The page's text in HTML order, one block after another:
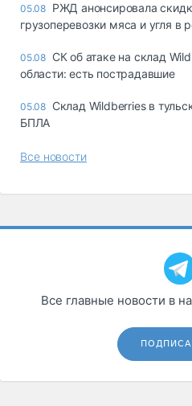
05.08 РЖД анонсировала
грузоперевозки мяса и угля в
05.08 СК об атаке на склад
области: есть пострадавшие
05.08 Склад Wildberries в
БПЛА
Все новости
Все главные новости в